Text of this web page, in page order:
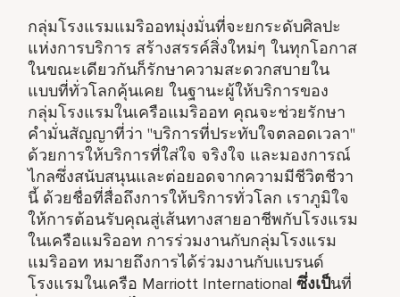
กลุ่มโรงแรมแมริออทมุ่งมั่นที่จะยกระดับศิลปะ
แห่งการบริการ สร้างสรรค์สิ่งใหม่ๆ ในทุกโอกาส
ในขณะเดียวกันก็รักษาความสะดวกสบายใน
แบบที่ทั่วโลกคุ้นเคย ในฐานะผู้ให้บริการของ
กลุ่มโรงแรมในเครือแมริออท คุณจะช่วยรักษา
คำมั่นสัญญาที่ว่า "บริการที่ประทับใจตลอดเวลา"
ด้วยการให้บริการที่ใส่ใจ จริงใจ และมองการณ์
ไกลซึ่งสนับสนุนและต่อยอดจากความมีชีวิตชีวา
นี้ ด้วยชื่อที่สื่อถึงการให้บริการทั่วโลก เราภูมิใจ
ให้การต้อนรับคุณสู่เส้นทางสายอาชีพกับโรงแรม
ในเครือแมริออท การร่วมงานกับกลุ่มโรงแรม
แมริออท หมายถึงการได้ร่วมงานกับแบรนด์
โรงแรมในเครือ Marriott Internationalซึ่งเป็นที่